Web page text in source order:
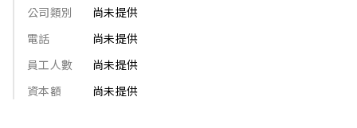
公司類別
尚未提供
電話
尚未提供
員工人數
尚未提供
資本額
尚未提供